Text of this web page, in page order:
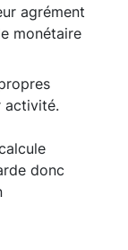
agrément
monétaire
activité.
donc